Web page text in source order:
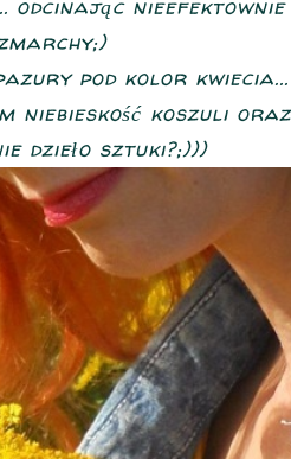
odcinając
pod kolor
koszuli
dzieło sztuki?;)))